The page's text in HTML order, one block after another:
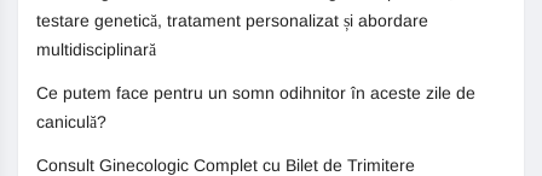
testare genetică, tratament personalizat și abordare
multidisciplinară
Ce putem face pentru un somn odihnitor în aceste zile de
caniculă?
Consult Ginecologic Complet cu Bilet de Trimitere